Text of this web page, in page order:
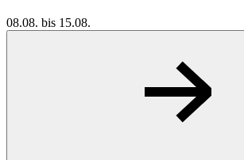
08.08. bis 15.08.